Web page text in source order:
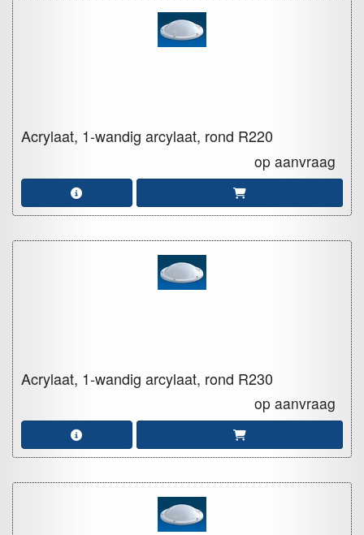
Acrylaat, 1-wandig arcylaat, rond R220
op aanvraag
Acrylaat, 1-wandig arcylaat, rond R230
op aanvraag